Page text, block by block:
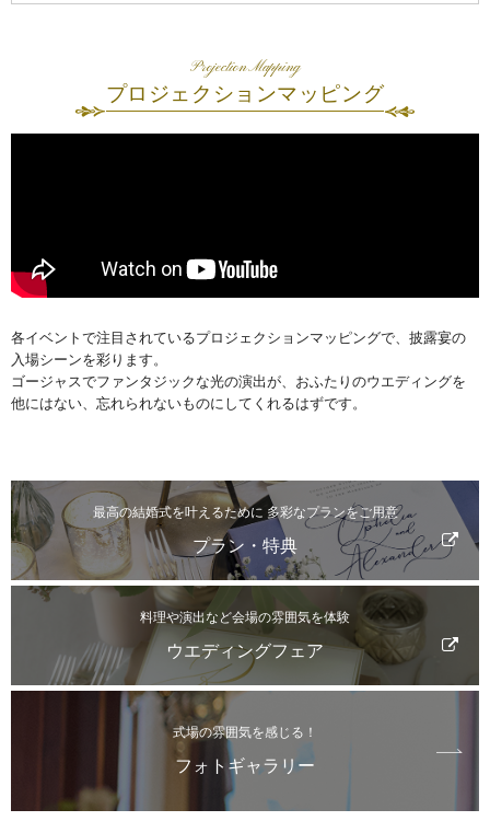
Projection Mapping
プロジェクションマッピング
各イベントで注目されているプロジェクションマッピングで、披露宴の
入場シーンを彩ります。
ゴージャスでファンタジックな光の演出が、おふたりのウエディングを
他にはない、忘れられないものにしてくれるはずです。
最高の結婚式を叶えるために 多彩なプランをご用意
プラン・特典
料理や演出など会場の雰囲気を体験
ウエディングフェア
式場の雰囲気を感じる！
フォトギャラリー